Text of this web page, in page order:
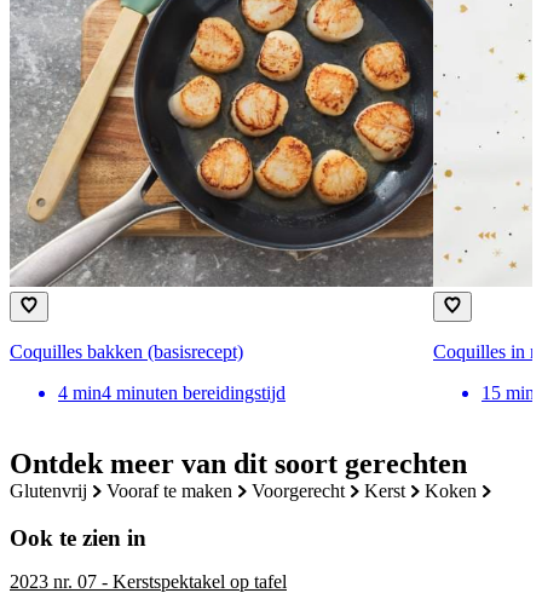
Ontdek meer van dit soort gerechten
glutenvrij vooraf te maken voorgerecht kerst koken
Ook te zien in
2023 nr. 07 - Kerstspektakel op tafel
Coquilles bakken (basisrecept)
4 min4 minuten bereidingstijd
Coquilles in
15 min